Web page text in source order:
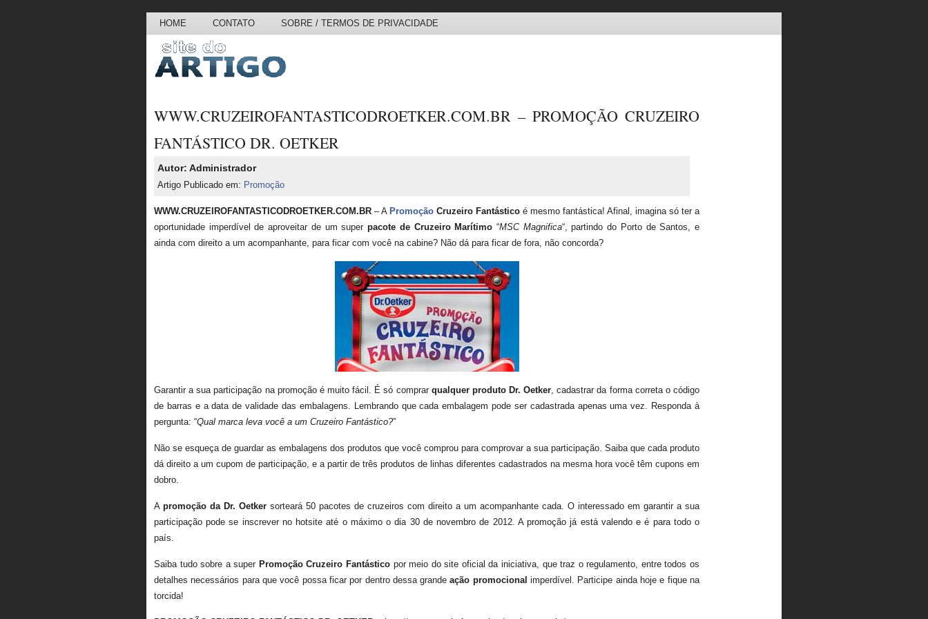
HOME CONTATO SOBRE / TERMOS DE PRIVACIDADE
WWW.CRUZEIROFANTASTICODROETKER.COM.BR – PROMOÇÃO CRUZEIRO
FANTÁSTICO DR. OETKER
Autor: Administrador
Artigo Publicado em: Promoção
WWW.CRUZEIROFANTASTICODROETKER.COM.BR – A Promoção Cruzeiro Fantástico é mesmo fantástica! Afinal, imagina só ter a
oportunidade imperdível de aproveitar de um superpacote de Cruzeiro Marítimo “MSC Magnifica“, partindo do Porto de Santos, e
ainda com direito a um acompanhante, para ficar com você na cabine? Não dá para ficar de fora, não concorda?
Garantir a sua participação na promoção é muito fácil. É só comprar qualquer produto Dr. Oetker, cadastrar da forma correta o código
de barras e a data de validade das embalagens. Lembrando que cada embalagem pode ser cadastrada apenas uma vez. Responda à
pergunta: “Qual marca leva você a um Cruzeiro Fantástico?”
Não se esqueça de guardar as embalagens dos produtos que você comprou para comprovar a sua participação. Saiba que cada produto
dá direito a um cupom de participação, e a partir de três produtos de linhas diferentes cadastrados na mesma hora você têm cupons em
dobro.
A promoção da Dr. Oetker sorteará 50 pacotes de cruzeiros com direito a um acompanhante cada. O interessado em garantir a sua
participação pode se inscrever no hotsite até o máximo o dia 30 de novembro de 2012. A promoção já está valendo e é para todo o
país.
Saiba tudo sobre a super Promoção Cruzeiro Fantástico por meio do site oficial da iniciativa, que traz o regulamento, entre todos os
detalhes necessários para que você possa ficar por dentro dessa grandeação promocional imperdível. Participe ainda hoje e fique na
torcida!